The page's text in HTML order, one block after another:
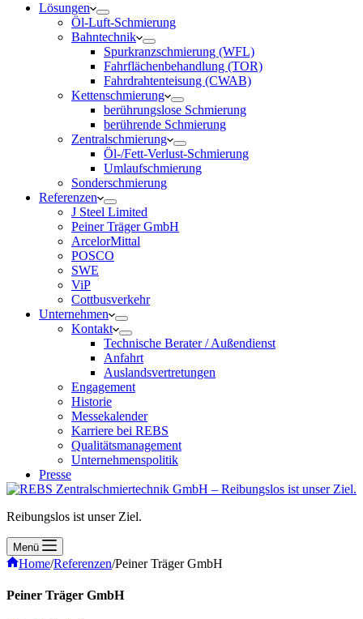
Lösungen
Öl-Luft-Schmierung
Bahntechnik
Spurkranzschmierung (WFL)
Fahrflächenbehandlung (TOR)
Fahrdrahtenteisung (CWAB)
Kettenschmierung
berührungslose Schmierung
berührende Schmierung
Zentralschmierung
Öl-/Fett-Verlust-Schmierung
Umlaufschmierung
Sonderschmierung
Referenzen
J Steel Limited
Peiner Träger GmbH
ArcelorMittal
POSCO
SWE
ViP
Cottbusverkehr
Unternehmen
Kontakt
Technische Berater / Außendienst
Anfahrt
Auslandsvertretungen
Engagement
Historie
Messekalender
Karriere bei REBS
Qualitätsmanagement
Unternehmenspolitik
Presse
Reibungslos ist unser Ziel.
Menü
Home/Referenzen/Peiner Träger GmbH
Peiner Träger GmbH